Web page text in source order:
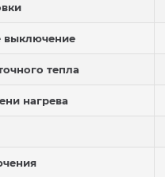
выключение
тепла
нагрева